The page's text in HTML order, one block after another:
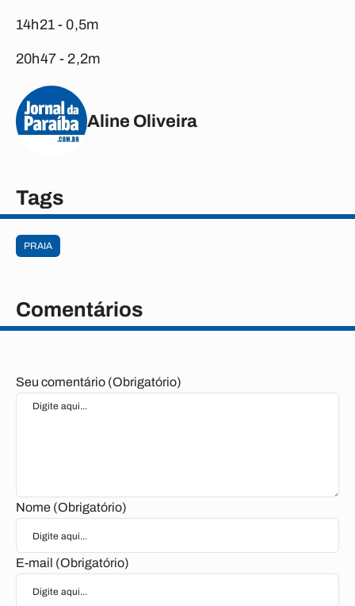
14h21 - 0,5m
20h47 - 2,2m
Aline Oliveira
Tags
PRAIA
Comentários
Seu comentário (Obrigatório)
Nome (Obrigatório)
E-mail (Obrigatório)